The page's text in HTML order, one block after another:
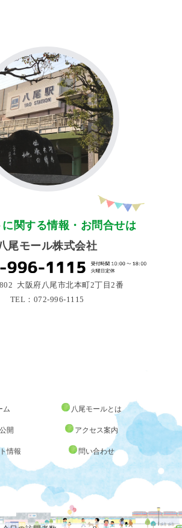
関する情報・お問合せは
尾モール株式会社
大阪府八尾市北本町2丁目2番
TEL：072-996-1115
ム 八尾モールとは
開 アクセス案内
情報 問い合わせ